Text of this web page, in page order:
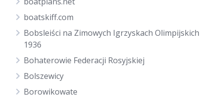
boatskiff.com
Bobsleiści na Zimowych Igrzyskach Olimpijskich
1936
Bohaterowie Federacji Rosyjskiej
Bolszewicy
Borowikowate